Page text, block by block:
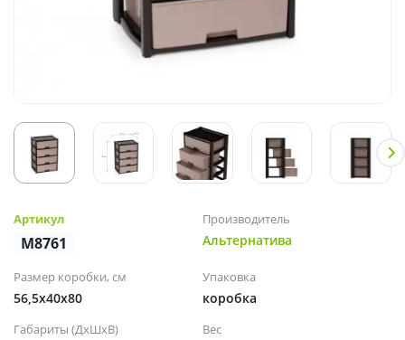
Артикул
М8761
Производитель
Альтернатива
Размер коробки, см
56,5х40х80
Упаковка
коробка
Габариты (ДхШхВ) Вес